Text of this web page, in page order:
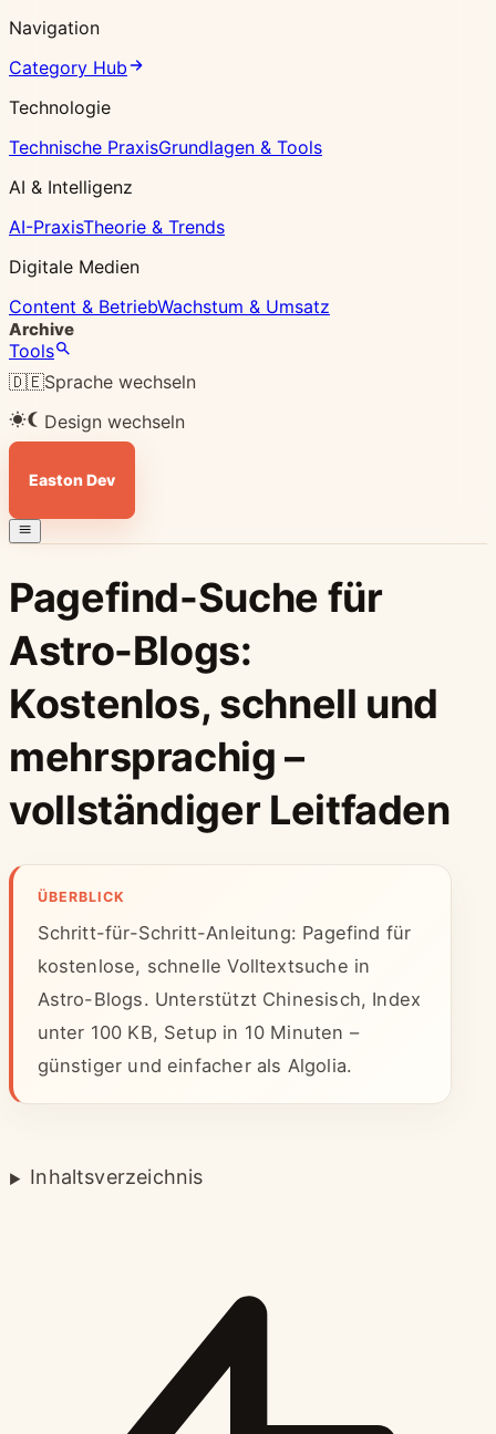
Navigation
Category Hub
Technologie
Technische PraxisGrundlagen & Tools
AI & Intelligenz
AI-PraxisTheorie & Trends
Digitale Medien
Content & BetriebWachstum & Umsatz
Archive
Tools
🇩🇪Sprache wechseln
Design wechseln
Easton Dev
Pagefind-Suche für
Astro-Blogs:
Kostenlos, schnell und
mehrsprachig –
vollständiger Leitfaden
ÜBERBLICK
Schritt-für-Schritt-Anleitung: Pagefind für
kostenlose, schnelle Volltextsuche in
Astro-Blogs. Unterstützt Chinesisch, Index
unter 100 KB, Setup in 10 Minuten –
günstiger und einfacher als Algolia.
Inhaltsverzeichnis